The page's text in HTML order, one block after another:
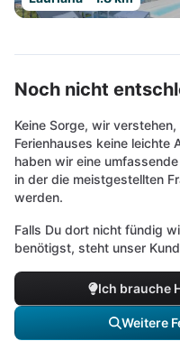
Noch nicht
Keine Sorge, wir
Ferienhauses keine leichte
haben wir eine umfassende
in der die meistgestellten
werden.
Falls Du dort nicht fündig
benötigst, steht unser
Ich brauche
Weitere